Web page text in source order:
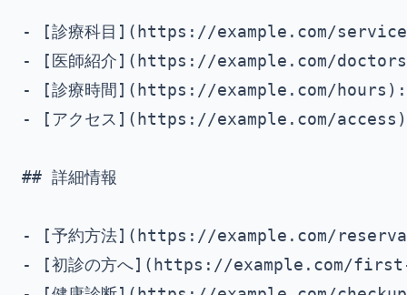
- [診療科目](https://example.com/services):
- [医師紹介](https://example.com/
- [診療時間](https://example.com/hours):
- [アクセス](https://example.com/access):
## 詳細情報
- [予約方法](https://example.com/
- [初診の方へ](https://example.com/